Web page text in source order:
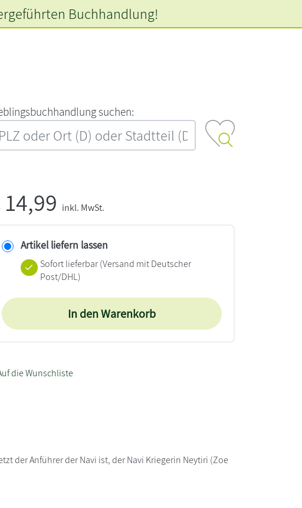
‍s‍u‍c‍h‍e‍n‍:‍
Buchhandlung!
14,99 inkl. MwSt.
Artikel liefern lassen
Sofort lieferbar(Versand mit Deutscher
Post/DHL)
In den Warenkorb
die Wunschliste
der Anführer der Navi ist, der Navi Kriegerin Neytiri (Zoe